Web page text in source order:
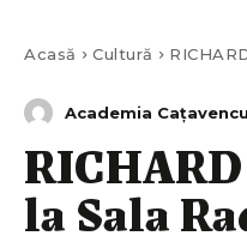
Acasă Cultură
Academia Cațavencu
la Sala